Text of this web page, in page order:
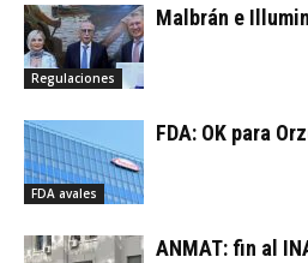
Regulaciones
Malbrán e
FDA avales
FDA: OK para
ANMAT: fin al